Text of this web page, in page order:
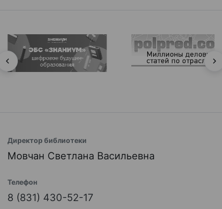
Директор библиотеки
Мовчан Светлана Васильевна
Телефон
8 (831) 430-52-17